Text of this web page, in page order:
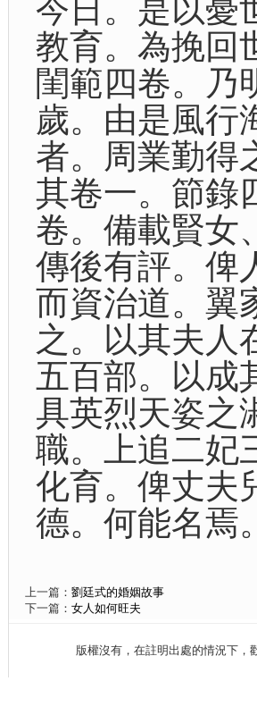
今日。是以憂
教育。為挽回
閨範四卷。乃
歲。由是風行
者。周業勤得
其卷一。節錄
卷。備載賢女
傳後有評。俾
而資治道。翼
之。以其夫人
五百部。以成
具英烈天姿之
職。上追二妃
化育。俾丈夫
德。何能名焉
上一篇： 劉廷式的婚姻故事
下一篇： 女人如何旺夫
版權沒有，在註明出處的情況下，